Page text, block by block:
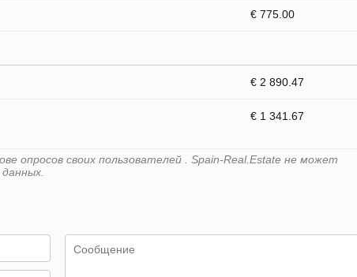
€ 775.00
€ 2 890.47
€ 1 341.67
опросов своих пользователей . Spain-Real.Estate не может